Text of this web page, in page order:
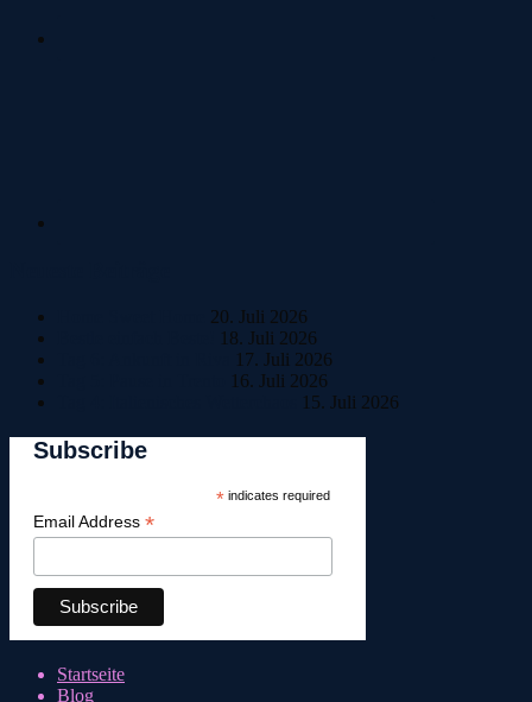
20. Juli 2026
18. Juli 2026
17. Juli 2026
16. Juli 2026
15. Juli 2026
Subscribe
*indicates required
Email Address *
Startseite
Blog